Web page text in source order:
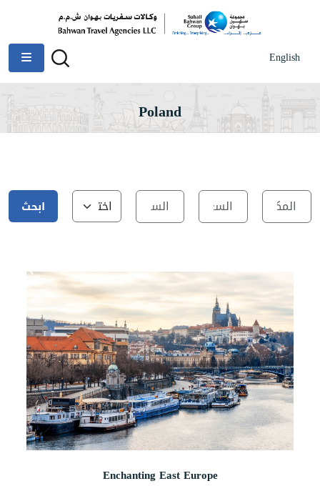
English
Poland
ابحث
Enchanting East Europe